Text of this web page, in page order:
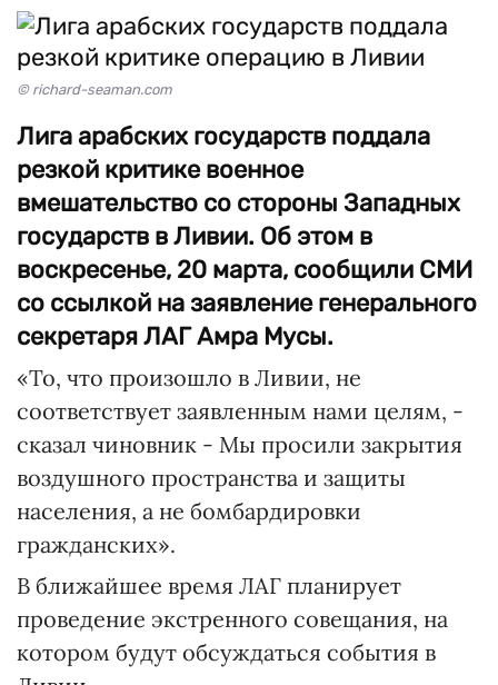
© richard-seaman.com
Лига арабских государств поддала
резкой критике военное
вмешательство со стороны Западных
государств в Ливии. Об этом в
воскресенье, 20 марта, сообщили СМИ
со ссылкой на заявление генерального
секретаря ЛАГ Амра Мусы.
«То, что произошло в Ливии, не
соответствует заявленным нами целям, -
сказал чиновник - Мы просили закрытия
воздушного пространства и защиты
населения, а не бомбардировки
гражданских».
В ближайшее время ЛАГ планирует
проведение экстренного совещания, на
котором будут обсуждаться события в